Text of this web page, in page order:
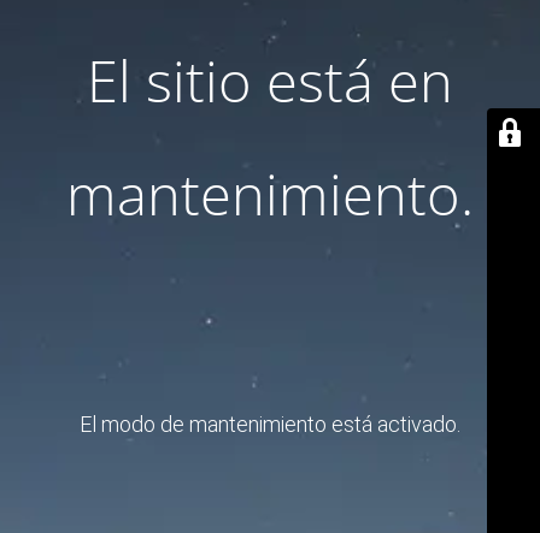
El sitio está en
mantenimiento.
El modo de mantenimiento está activado.